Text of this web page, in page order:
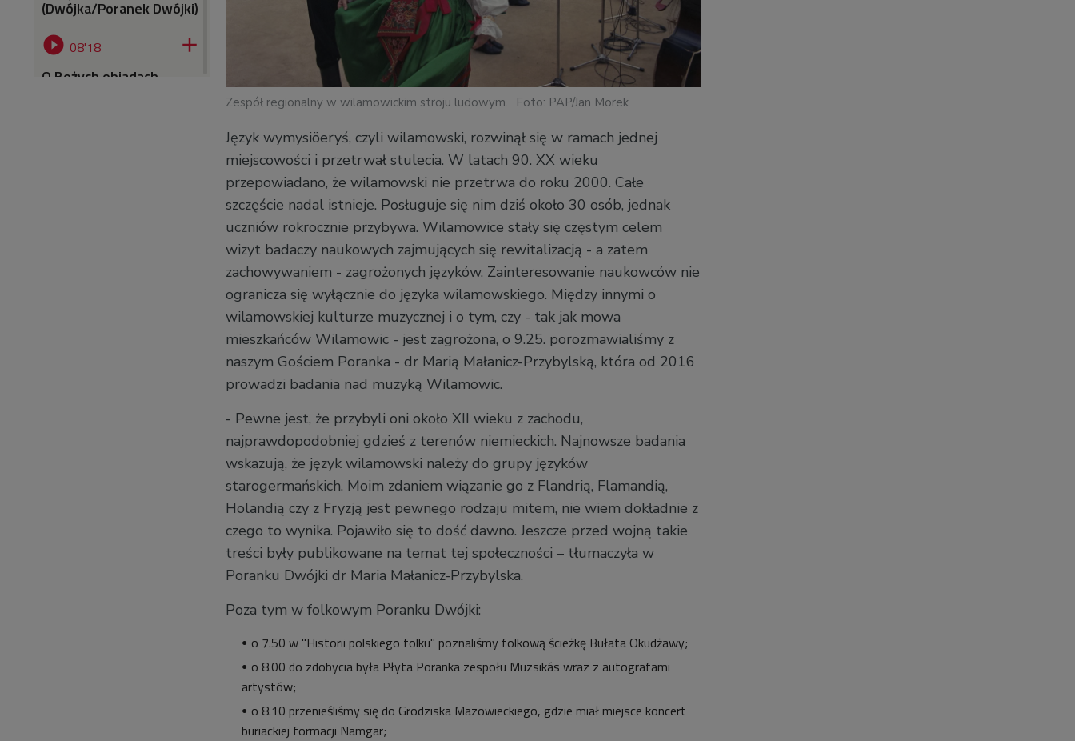
(Dwójka/Poranek Dwójki)
 08'18 
O Bożych obiadach -
Zespół regionalny w wilamowickim stroju ludowym. Foto: PAP/Jan Morek
Język wymysiöeryś, czyli wilamowski, rozwinął się w ramach jednej
miejscowości i przetrwał stulecia. W latach 90. XX wieku
przepowiadano, że wilamowski nie przetrwa do roku 2000. Całe
szczęście nadal istnieje. Posługuje się nim dziś około 30 osób, jednak
uczniów rokrocznie przybywa. Wilamowice stały się częstym celem
wizyt badaczy naukowych zajmujących się rewitalizacją - a zatem
zachowywaniem - zagrożonych języków. Zainteresowanie naukowców nie
ogranicza się wyłącznie do języka wilamowskiego. Między innymi o
wilamowskiej kulturze muzycznej i o tym, czy - tak jak mowa
mieszkańców Wilamowic - jest zagrożona, o 9.25. porozmawialiśmy z
naszym Gościem Poranka - dr Marią Małanicz-Przybylską, która od 2016
prowadzi badania nad muzyką Wilamowic.
- Pewne jest, że przybyli oni około XII wieku z zachodu,
najprawdopodobniej gdzieś z terenów niemieckich. Najnowsze badania
wskazują, że język wilamowski należy do grupy języków
starogermańskich. Moim zdaniem wiązanie go z Flandrią, Flamandią,
Holandią czy z Fryzją jest pewnego rodzaju mitem, nie wiem dokładnie z
czego to wynika. Pojawiło się to dość dawno. Jeszcze przed wojną takie
treści były publikowane na temat tej społeczności – tłumaczyła w
Poranku Dwójki dr Maria Małanicz-Przybylska.
Poza tym w folkowym Poranku Dwójki:
o 7.50 w "Historii polskiego folku" poznaliśmy folkową ścieżkę Bułata Okudżawy;
o 8.00 do zdobycia była Płyta Poranka zespołu Muzsikás wraz z autografami
artystów;
o 8.10 przenieśliśmy się do Grodziska Mazowieckiego, gdzie miał miejsce koncert
buriackiej formacji Namgar;